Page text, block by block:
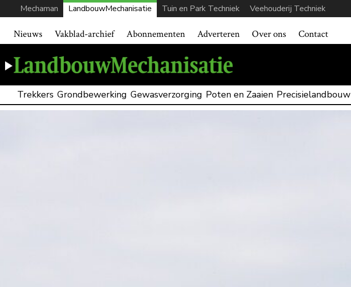
Mechaman LandbouwMechanisatie Tuin en Park Techniek Veehouderij Techniek
Nieuws Vakblad-archief Abonnementen Adverteren Over ons Contact
Trekkers Grondbewerking Gewasverzorging Poten en Zaaien Precisielandbouw